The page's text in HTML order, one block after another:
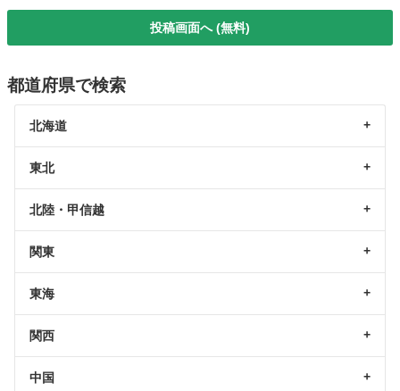
投稿画面へ (無料)
都道府県で検索
北海道
東北
北陸・甲信越
関東
東海
関西
中国